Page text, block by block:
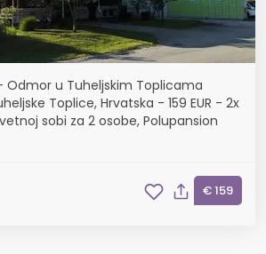
Odmor u Tuheljskim Toplicama
Toplice, Hrvatska - 159 EUR - 2x
sobi za 2 osobe, Polupansion
€ 159